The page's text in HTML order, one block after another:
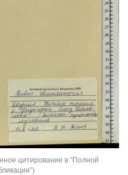
цитирование в "Полной